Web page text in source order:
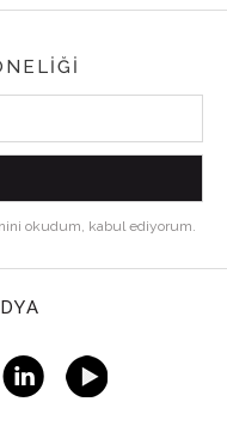
okudum, kabul ediyorum.